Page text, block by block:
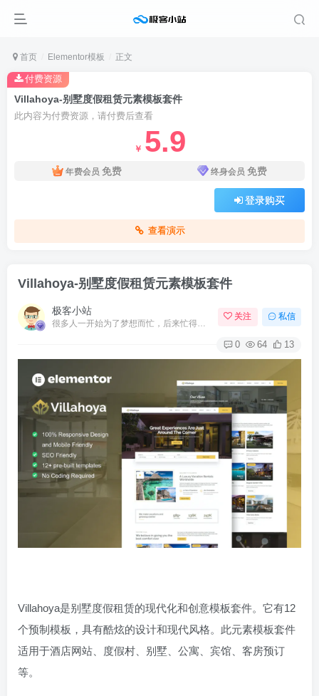
首页 Elementor模板 正文
Villahoya-别墅度假租赁元素模板套件
此内容为付费资源，请付费后查看
￥ 5.9
年费会员 免费 终身会员 免费
登录购买
查看演示
付费资源
Villahoya-别墅度假租赁元素模板套件
极客小站
很多人一开始为了梦想而忙，后来忙得忘了梦想
关注 私信
0 64 13
Villahoya是别墅度假租赁的现代化和创意模板套件。它有12
个预制模板，具有酷炫的设计和现代风格。此元素模板套件
适用于酒店网站、度假村、别墅、公寓、宾馆、客房预订
等。